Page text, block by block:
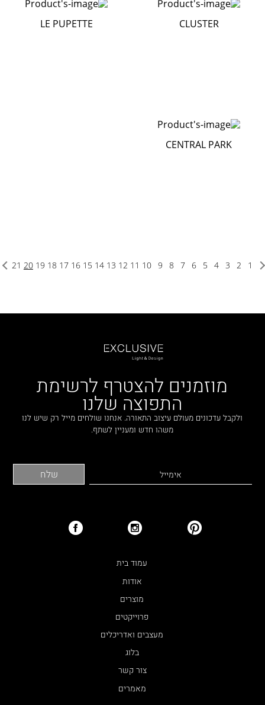
CLUSTER
LE PUPETTE
CENTRAL PARK
1
2
3
4
5
6
7
8
9
10
11
12
13
14
15
16
17
18
19
20
21
מוזמנים להצטרף לרשימת
התפוצה שלנו
ולקבל עדכונים מעולם עיצוב התאורה. אנחנו שולחים מייל רק שיש לנו
משהו חדש ומעניין לשתף.
עמוד בית
אודות
מוצרים
פרוייקטים
מעצבים ואדריכלים
בלוג
צור קשר
מאמרים